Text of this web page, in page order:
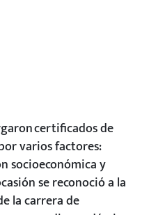
se reconoció a la
la carrera de
promedio académico
así la UMET el 18% de